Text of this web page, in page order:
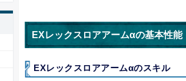
EXレックスロアアームαの基本性能
EXレックスロアアームαのスキル